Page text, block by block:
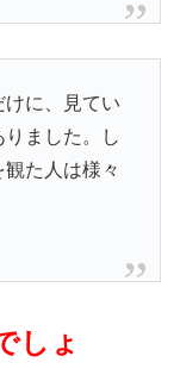
けに、見てい
ました。し
た人は様々
しょ